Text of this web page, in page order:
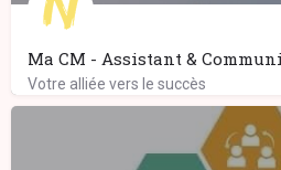
Ma CM - Assistant &
Votre alliée vers le succès